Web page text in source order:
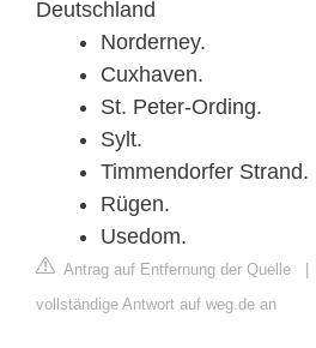
Deutschland
Norderney.
Cuxhaven.
St. Peter-Ording.
Sylt.
Timmendorfer Strand.
Rügen.
Usedom.
Antrag auf Entfernung der Quelle |
vollständige Antwort auf weg.de an